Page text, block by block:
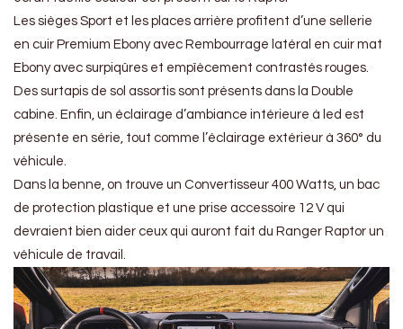
Les sièges Sport et les places arrière profitent d’une sellerie
en cuir Premium Ebony avec Rembourrage latéral en cuir mat
Ebony avec surpiqûres et empîècement contrastés rouges.
Des surtapis de sol assortis sont présents dans la Double
cabine. Enfin, un éclairage d’ambiance intérieure à led est
présente en série, tout comme l’éclairage extérieur à 360° du
véhicule.
Dans la benne, on trouve un Convertisseur 400 Watts, un bac
de protection plastique et une prise accessoire 12 V qui
devraient bien aider ceux qui auront fait du Ranger Raptor un
véhicule de travail.